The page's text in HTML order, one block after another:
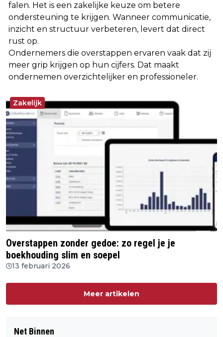
falen. Het is een zakelijke keuze om betere
ondersteuning te krijgen. Wanneer communicatie,
inzicht en structuur verbeteren, levert dat direct
rust op.
Ondernemers die overstappen ervaren vaak dat zij
meer grip krijgen op hun cijfers. Dat maakt
ondernemen overzichtelijker en professioneler.
Zakelijk
Overstappen zonder gedoe: zo regel je je
boekhouding slim en soepel
13 februari 2026
Meer artikelen
Net Binnen